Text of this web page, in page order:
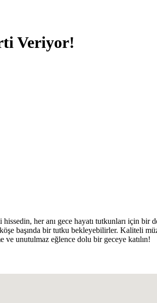
Veriyor!
her anı gece hayatı tutkunları için bir
köşe başında bir tutku bekleyebilirler. Kaliteli
ve unutulmaz eğlence dolu bir geceye katılın!